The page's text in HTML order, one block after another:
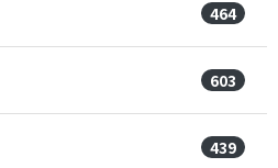
464
603
439